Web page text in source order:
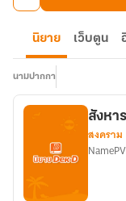
นิยาย เว็บตูน
นามปากกา
สังหา
สงคราม